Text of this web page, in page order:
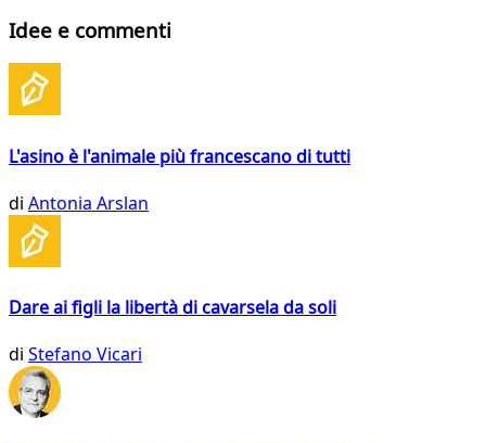
Idee e commenti
L'asino è l'animale più francescano di tutti
di Antonia Arslan
Dare ai figli la libertà di cavarsela da soli
di Stefano Vicari